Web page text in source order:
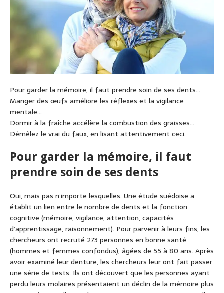
Pour garder la mémoire, il faut prendre soin de ses dents…
Manger des œufs améliore les réflexes et la vigilance
mentale…
Dormir à la fraîche accélère la combustion des graisses…
Démêlez le vrai du faux, en lisant attentivement ceci.
Pour garder la mémoire, il faut
prendre soin de ses dents
Oui, mais pas n’importe lesquelles. Une étude suédoise a
établit un lien entre le nombre de dents et la fonction
cognitive (mémoire, vigilance, attention, capacités
d’apprentissage, raisonnement). Pour parvenir à leurs fins, les
chercheurs ont recruté 273 personnes en bonne santé
(hommes et femmes confondus), âgées de 55 à 80 ans. Après
avoir examiné leur denture, les chercheurs leur ont fait passer
une série de tests. Ils ont découvert que les personnes ayant
perdu leurs molaires présentaient un déclin de la mémoire plus